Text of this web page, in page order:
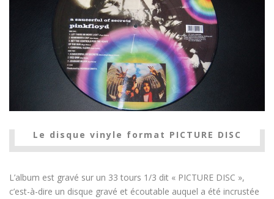
Le disque vinyle format PICTURE DISC
L’album est gravé sur un 33 tours 1/3 dit « PICTURE DISC »,
c’est-à-dire un disque gravé et écoutable auquel a été incrustée